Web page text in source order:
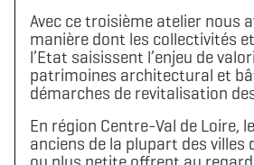
Avec ce troisième atelier nous
manière dont les collectivités
l’Etat saisissent l’enjeu de
patrimoines architectural et
démarches de revitalisation
En région Centre-Val de Loire,
anciens de la plupart des villes